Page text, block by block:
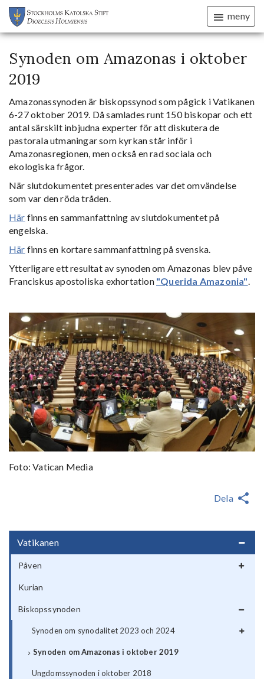
meny
Vatikanen
Påven
Kurian
Biskopssynoden
Synoden om synodalitet 2023 och 2024
Synoden om Amazonas i oktober 2019
Ungdomssynoden i oktober 2018
Synoden om Amazonas i oktober
2019
Amazonassynoden är biskopssynod som pågick i Vatikanen
6-27 oktober 2019. Då samlades runt 150 biskopar och ett
antal särskilt inbjudna experter för att diskutera de
pastorala utmaningar som kyrkan står inför i
Amazonasregionen, men också en rad sociala och
ekologiska frågor.
När slutdokumentet presenterades var det omvändelse
som var den röda tråden.
Här finns en sammanfattning av slutdokumentet på
engelska.
Här finns en kortare sammanfattning på svenska.
Ytterligare ett resultat av synoden om Amazonas blev påve
Franciskus apostoliska exhortation "Querida Amazonia".
Foto: Vatican Media
Dela